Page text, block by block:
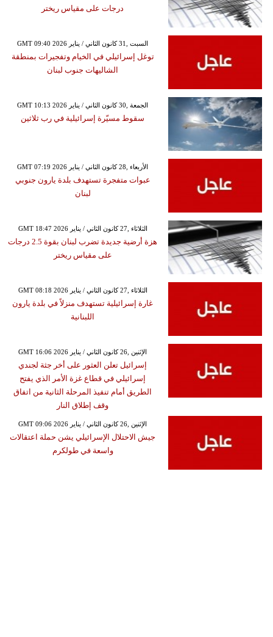
درجات على مقياس ريختر
GMT 09:40 2026 السبت ,31 كانون الثاني / يناير
توغل إسرائيلي في الخيام وتفجيرات بمنطقة
الشاليهات جنوب لبنان
GMT 10:13 2026 الجمعة ,30 كانون الثاني / يناير
سقوط مسيّرة إسرائيلية في رب ثلاثين
GMT 07:19 2026 الأربعاء ,28 كانون الثاني / يناير
عبوات متفجرة تستهدف بلدة يارون جنوبي
لبنان
GMT 18:47 2026 الثلاثاء ,27 كانون الثاني / يناير
هزة أرضية جديدة تضرب لبنان بقوة 2.5 درجات
على مقياس ريختر
GMT 08:18 2026 الثلاثاء ,27 كانون الثاني / يناير
غارة إسرائيلية تستهدف منزلاً في بلدة يارون
اللبنانية
GMT 16:06 2026 الإثنين ,26 كانون الثاني / يناير
إسرائيل تعلن العثور على أخر جثة لجندي
إسرائيلي في قطاع غزة الأمر الذي يفتح
الطريق أمام تنفيذ المرحلة الثانية من اتفاق
وقف إطلاق النار
GMT 09:06 2026 الإثنين ,26 كانون الثاني / يناير
جيش الاحتلال الإسرائيلي يشن حملة اعتقالات
واسعة في طولكرم